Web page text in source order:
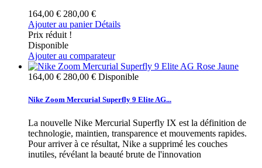
164,00 € 280,00 €
Ajouter au panier Détails
Prix réduit !
Disponible
Ajouter au comparateur
164,00 € 280,00 € Disponible
Nike Zoom Mercurial Superfly 9 Elite AG...
La nouvelle Nike Mercurial Superfly IX est la définition de
technologie, maintien, transparence et mouvements rapides.
Pour arriver à ce résultat, Nike a supprimé les couches
inutiles, révélant la beauté brute de l'innovation